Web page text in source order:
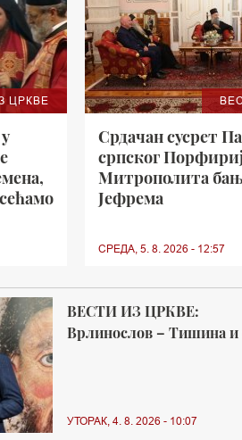
ЦРКВЕ
Срдачан сусрет
српског
Митрополита
Јефрема
СРЕДА, 5. 8. 2026 - 12:57
ВЕСТИ ИЗ ЦРКВЕ:
Врлинослов – Тишина и
УТОРАК, 4. 8. 2026 - 10:07